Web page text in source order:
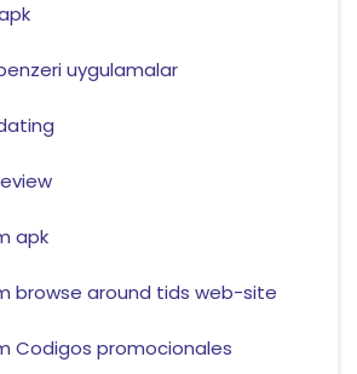
uygulamalar
apk
browse around tids web-site
Codigos promocionales